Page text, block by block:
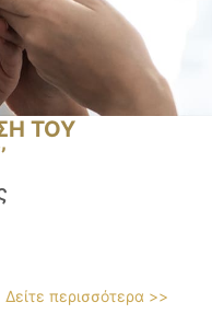
ΤΟΥ
Δείτε περισσότερα >>